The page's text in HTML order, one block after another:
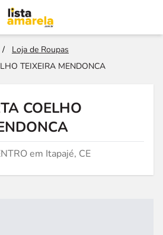
/
Loja de Roupas
TEIXEIRA MENDONCA
COELHO
em Itapajé, CE